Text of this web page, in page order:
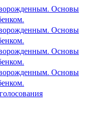
Основы
Основы
Основы
Основы